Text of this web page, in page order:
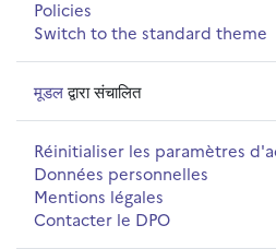
Policies
Switch to the standard theme
मूडलद्वारा संचालित
Réinitialiser les paramètres
Données personnelles
Mentions légales
Contacter le DPO